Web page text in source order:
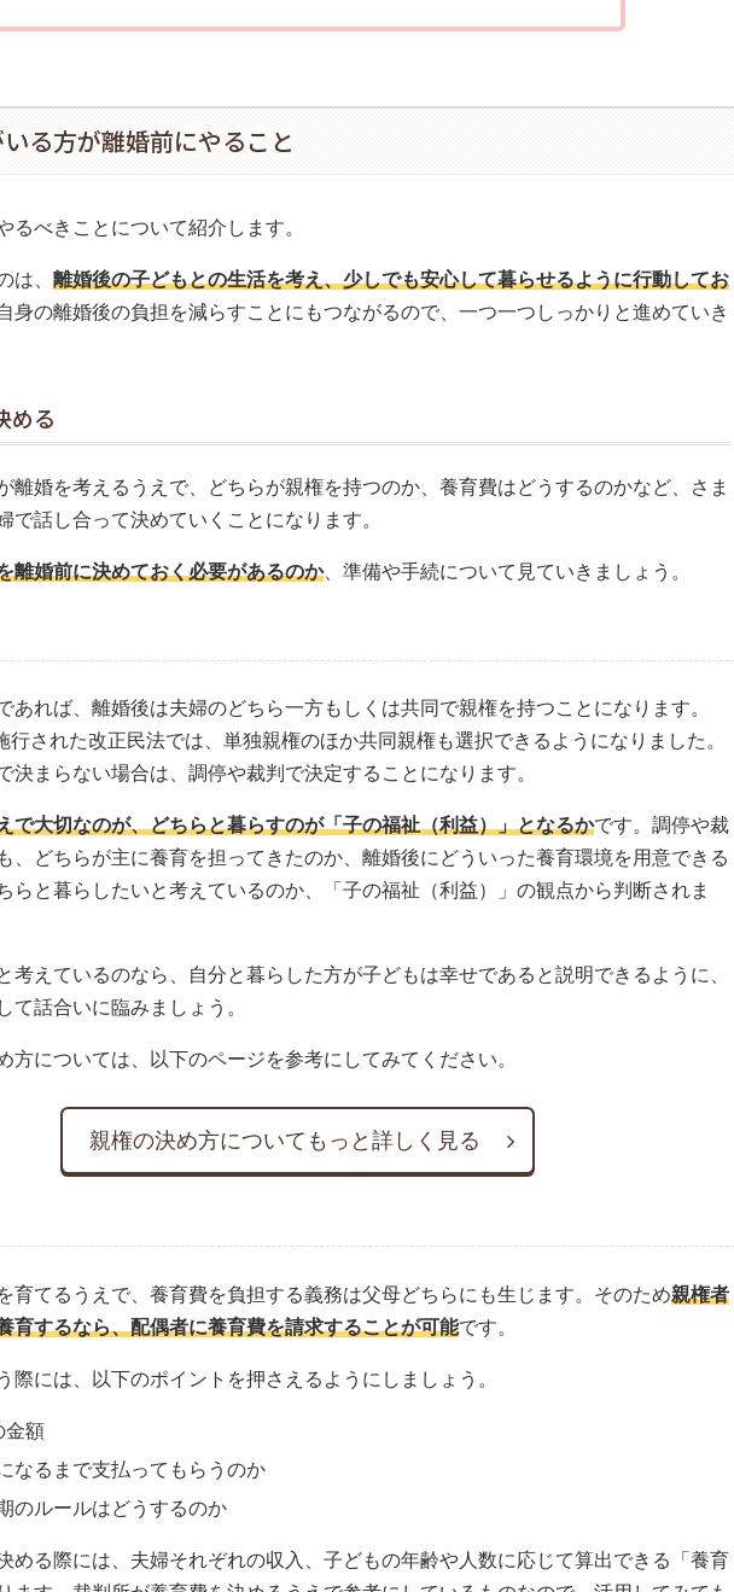
る方が離婚前にやること
るべきことについて紹介します。
は、 離婚後の子どもとの生活を考え、少しでも安心して暮らせるように行動してお
身の離婚後の負担を減らすことにもつながるので、一つ一つしっかりと進めていき
める
離婚を考えるうえで、どちらが親権を持つのか、養育費はどうするのかなど、さま
で話し合って決めていくことになります。
離婚前に決めておく必要があるのか、準備や手続について見ていきましょう。
あれば、離婚後は夫婦のどちら一方もしくは共同で親権を持つことになります。
行された改正民法では、単独親権のほか共同親権も選択できるようになりました。
決まらない場合は、調停や裁判で決定することになります。
で大切なのが、どちらと暮らすのが「子の福祉（利益）」となるかです。調停や裁
、どちらが主に養育を担ってきたのか、離婚後にどういった養育環境を用意できる
らと暮らしたいと考えているのか、「子の福祉（利益）」の観点から判断されま
考えているのなら、自分と暮らした方が子どもは幸せであると説明できるように、
て話合いに臨みましょう。
方については、以下のページを参考にしてみてください。
親権の決め方についてもっと詳しく見る
育てるうえで、養育費を負担する義務は父母どちらにも生じます。そのため親権者
育するなら、配偶者に養育費を請求することが可能です。
際には、以下のポイントを押さえるようにしましょう。
金額
なるまで支払ってもらうのか
のルールはどうするのか
める際には、夫婦それぞれの収入、子どもの年齢や人数に応じて算出できる「養育